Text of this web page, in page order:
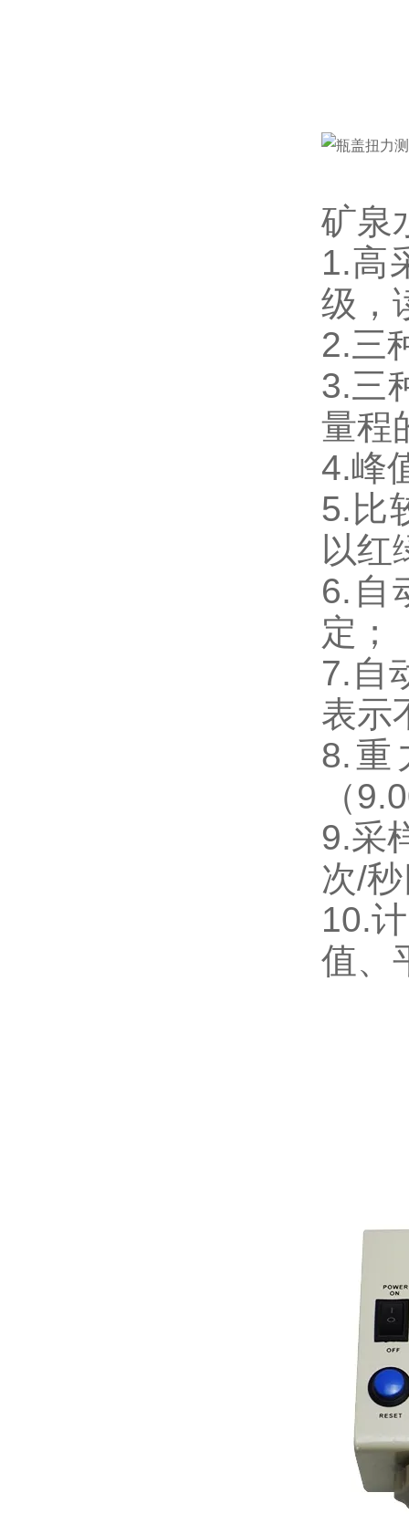
矿泉
1.高
级，
2.三
3.三
量程
4.峰
5.比
以红
6. 自
定；
7.自
表示
8.重
（
9.采
次/
10.
值、